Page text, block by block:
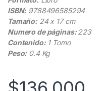
ISBN: 9788496585294
Tamaño: 24 x 17 cm
Numero de páginas: 223
Contenido:1 Tomo
Peso: 0.4 Kg